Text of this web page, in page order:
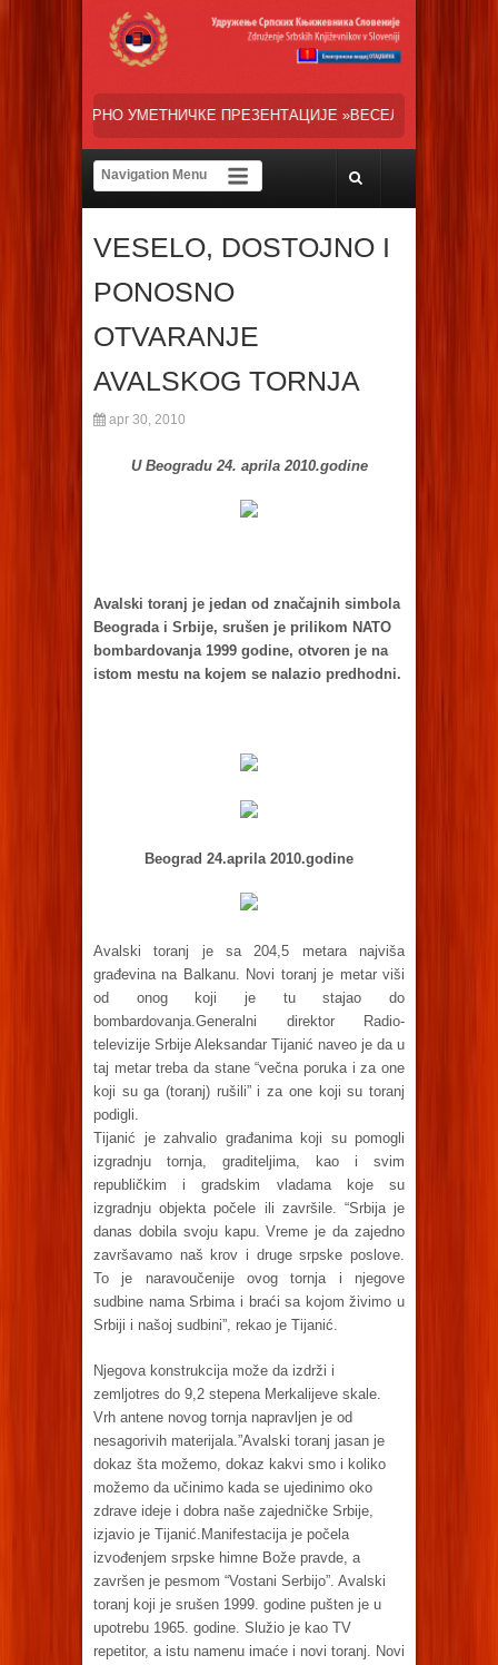
»ВЕСЕЛИ ДАНИ СРПСКЕ ДИЈАСПОРЕ« НАША ТРЕНУТНА
VESELO, DOSTOJNO I
PONOSNO
OTVARANJE
AVALSKOG TORNJA
apr 30, 2010
U Beogradu 24. aprila 2010.godine
Avalski toranj je jedan od značajnih simbola
Beograda i Srbije, srušen je prilikom NATO
bombardovanja 1999 godine, otvoren je na
istom mestu na kojem se nalazio predhodni.
Beograd 24.aprila 2010.godine
Avalski toranj je sa 204,5 metara najviša
građevina na Balkanu. Novi toranj je metar viši
od onog koji je tu stajao do
bombardovanja.Generalni direktor Radio-
televizije Srbije Aleksandar Tijanić naveo je da u
taj metar treba da stane “večna poruka i za one
koji su ga (toranj) rušili” i za one koji su toranj
podigli.
Tijanić je zahvalio građanima koji su pomogli
izgradnju tornja, graditeljima, kao i svim
republičkim i gradskim vladama koje su
izgradnju objekta počele ili završile. “Srbija je
danas dobila svoju kapu. Vreme je da zajedno
završavamo naš krov i druge srpske poslove.
To je naravoučenije ovog tornja i njegove
sudbine nama Srbima i braći sa kojom živimo u
Srbiji i našoj sudbini”, rekao je Tijanić.
Njegova konstrukcija može da izdrži i
zemljotres do 9,2 stepena Merkalijeve skale.
Vrh antene novog tornja napravljen je od
nesagorivih materijala.”Avalski toranj jasan je
dokaz šta možemo, dokaz kakvi smo i koliko
možemo da učinimo kada se ujedinimo oko
zdrave ideje i dobra naše zajedničke Srbije,
izjavio je Tijanić.Manifestacija je počela
izvođenjem srpske himne Bože pravde, a
završen je pesmom “Vostani Serbijo”. Avalski
toranj koji je srušen 1999. godine pušten je u
upotrebu 1965. godine. Služio je kao TV
repetitor, a istu namenu imaće i novi toranj. Novi